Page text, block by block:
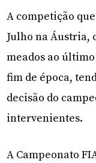
A competição
Julho na Áustria,
meados ao
fim de época,
decisão do
intervenientes.
A Campeonato